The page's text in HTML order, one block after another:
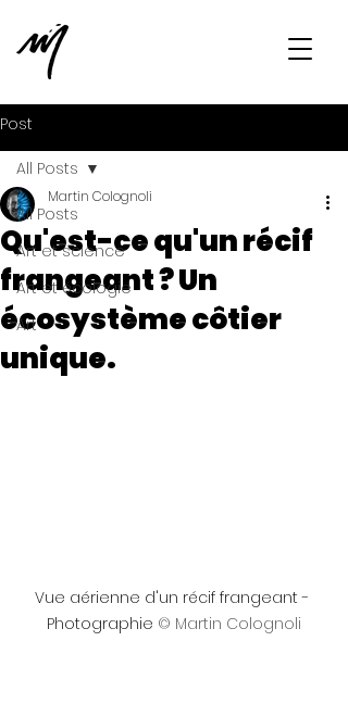
Post
All Posts
Art et science
Art et écologie
Art
All Posts
Qu'est-ce qu'un récif
frangeant ? Un
écosystème côtier
unique.
Martin Colognoli
Vue aérienne d'un récif frangeant -
Photographie © Martin Colognoli